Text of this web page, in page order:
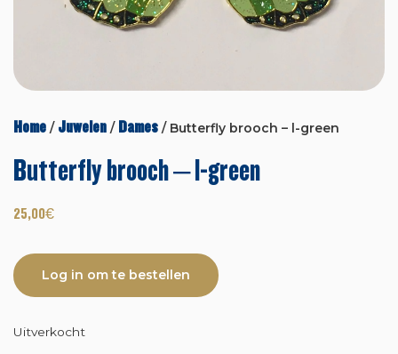
Home / Juwelen / Dames / Butterfly brooch – l-green
Butterfly brooch – l-green
25,00€
Log in om te bestellen
Uitverkocht